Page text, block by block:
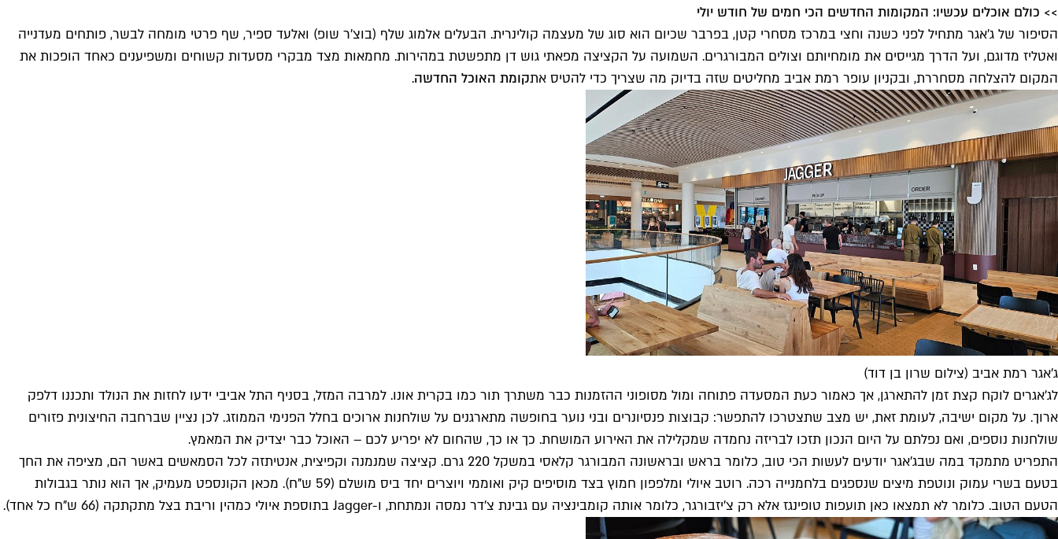
>> כולם אוכלים עכשיו: המקומות החדשים הכי חמים של חודש יולי
הסיפור של ג'אגר מתחיל לפני כשנה וחצי במרכז מסחרי קטן, בפרבר שכיום הוא סוג של מעצמה קולינרית. הבעלים אלמוג שלף (בוצ'ר שופ) ואלעד ספיר, שף פרטי מומחה לבשר, פותחים מעדנייה
ואטליז מדוגם, ועל הדרך מגייסים את מומחיותם וצולים המבורגרים. השמועה על הקציצה מפאתי גוש דן מתפשטת במהירות. מחמאות מצד מבקרי מסעדות קשוחים ומשפיענים כאחד הופכות את
המקום להצלחה מסחררת, ובקניון עופר רמת אביב מחליטים שזה בדיוק מה שצריך כדי להטיס אתקומת האוכל החדשה.
ג'אגר רמת אביב (צילום שרון בן דוד)
לג'אגרים לוקח קצת זמן להתארגן, אך כאמור כעת המסעדה פתוחה ומול מסופוני ההזמנות כבר משתרך תור כמו בקרית אונו. למרבה המזל, בסניף התל אביבי ידעו לחזות את הנולד ותכננו דלפק
ארוך. על מקום ישיבה, לעומת זאת, יש מצב שתצטרכו להתפשר: קבוצות פנסיונרים ובני נוער בחופשה מתארגנים על שולחנות ארוכים בחלל הפנימי הממוזג. לכן נציין שברחבה החיצונית פזורים
שולחנות נוספים, ואם נפלתם על היום הנכון תזכו לבריזה נחמדה שמקלילה את האירוע המושחת. כך או כך, שהחום לא יפריע לכם – האוכל כבר יצדיק את המאמץ.
התפריט מתמקד במה שבג'אגר יודעים לעשות הכי טוב, כלומר בראש ובראשונה המבורגר קלאסי במשקל 220 גרם. קציצה שמנמנה וקפיצית, אנטיתזה לכל הסמאשים באשר הם, מציפה את החך
בטעם בשרי עמוק ונוטפת מיצים שנספגים בלחמנייה רכה. רוטב איולי ומלפפון חמוץ בצד מוסיפים קיק ואוממי ויוצרים יחד ביס מושלם (59 ש"ח). מכאן הקונספט מעמיק, אך הוא נותר בגבולות
הטעם הטוב. כלומר לא תמצאו כאן תועפות טופינגז אלא רק צ'יזבורגר, כלומר אותה קומבינציה עם גבינת צ'דר נמסה ונמתחת, ו-Jagger בתוספת איולי כמהין וריבת בצל מתקתקה (66 ש"ח כל אחד).